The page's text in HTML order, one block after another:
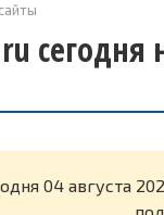
сегодня
04 августа